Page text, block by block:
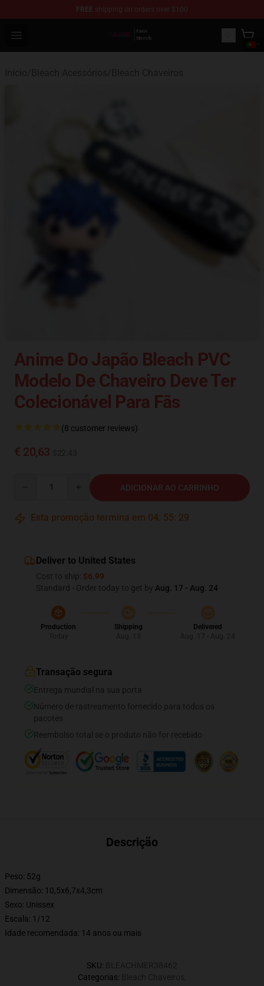
FREE shipping on orders over $100
Open menu
Bleach Store - Official Bleach Merchandise Shop
Anime Do Japão Bleach PVC
Modelo De Chaveiro Deve Ter
Colecionável Para Fãs
(8 customer reviews)
€ 20,63
ADICIONAR AO CARRINHO
Esta promoção termina em 04: 55: 28
Deliver to United States
Cost to ship: $6.99
Standard - Order today to get by Aug. 17 - Aug. 24
Production
Shipping
Delivered
Transação segura
Entrega mundial na sua porta
Número de rastreamento fornecido para todos os
pacotes
Reembolso total se o produto não for recebido
Descrição
Peso: 52g
Dimensão: 10,5x6,7x4,3cm
Sexo: Unissex
Escala: 1/12
Idade recomendada: 14 anos ou mais
SKU:
Categorias: